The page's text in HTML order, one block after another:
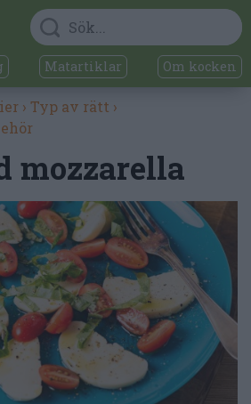
Matartiklar Om kocken
› Typ av rätt ›
mozzarella